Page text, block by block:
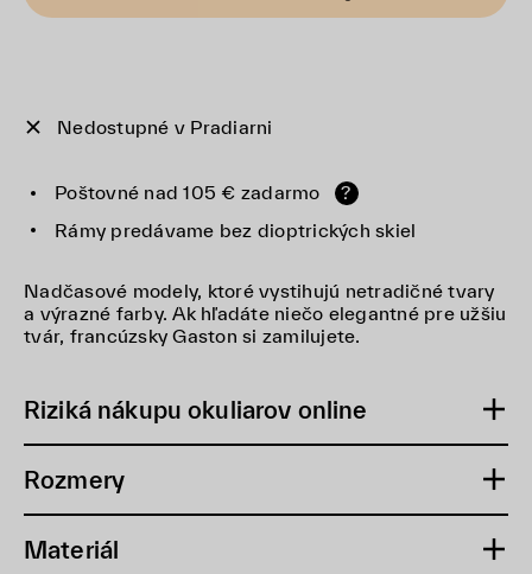
Nedostupné v Pradiarni
Poštovné nad 105 € zadarmo
?
Rámy predávame bez dioptrických skiel
Nadčasové modely, ktoré vystihujú netradičné tvary
a výrazné farby. Ak hľadáte niečo elegantné pre užšiu
tvár, francúzsky Gaston si zamilujete.
Riziká nákupu okuliarov online
Rozmery
Materiál